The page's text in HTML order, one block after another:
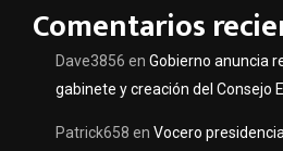
Comentarios
Dave3856 en Gobierno anuncia
gabinete y creación del Consejo
Patrick658 en Vocero